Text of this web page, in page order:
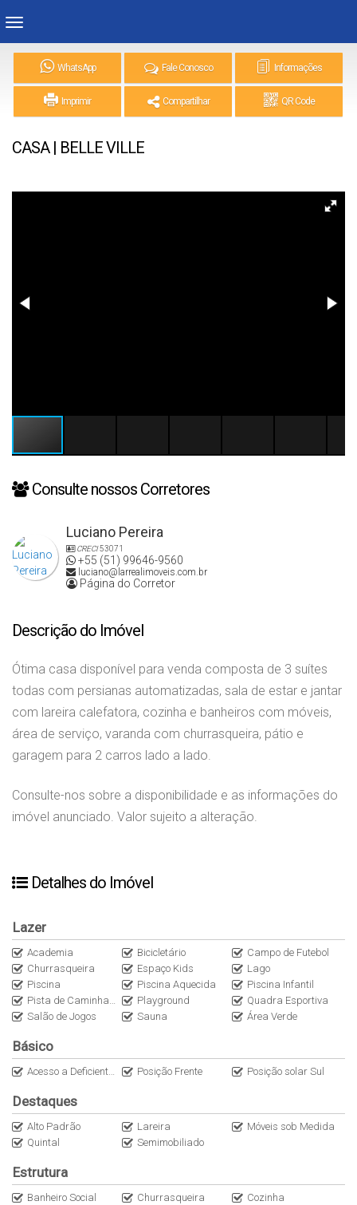
WhatsApp Fale Conosco Informações
Imprimir Compartilhar QR Code
CASA | BELLE VILLE
Consulte nossos Corretores
Luciano Pereira
CRECI53071
+55 (51) 99646-9560
luciano@larrealimoveis.com.br
Página do Corretor
Descrição do Imóvel
Ótima casa disponível para venda composta de 3 suítes
todas com persianas automatizadas, sala de estar e jantar
com lareira calefatora, cozinha e banheiros com móveis,
área de serviço, varanda com churrasqueira, pátio e
garagem para 2 carros lado a lado.
Consulte-nos sobre a disponibilidade e as informações do
imóvel anunciado. Valor sujeito a alteração.
Detalhes do Imóvel
Lazer
Academia Bicicletário
Campo de Futebol
Churrasqueira
Espaço Kids
Lago
Piscina
Piscina Aquecida
Piscina Infantil
Pista de Caminhada
Playground
Quadra Esportiva
Salão de Jogos
Sauna Área Verde
Básico
Acesso a Deficientes Posição Frente Posição solar Sul
Destaques
Alto Padrão Lareira
Móveis sob Medida
Quintal
Semimobiliado
Estrutura
Banheiro Social Churrasqueira
Cozinha